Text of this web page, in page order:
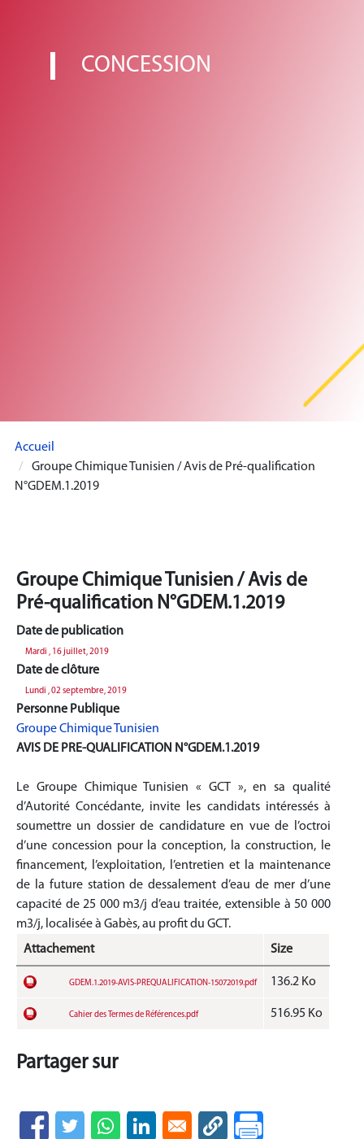
CONCESSION
Accueil
Groupe Chimique Tunisien / Avis de Pré-qualification
N°GDEM.1.2019
Groupe Chimique Tunisien / Avis de
Pré-qualification N°GDEM.1.2019
Date de publication
Mardi , 16 juillet, 2019
Date de clôture
Lundi , 02 septembre, 2019
Personne Publique
Groupe Chimique Tunisien
AVIS DE PRE-QUALIFICATION N°GDEM.1.2019
Le Groupe Chimique Tunisien « GCT », en sa qualité
d’Autorité Concédante, invite les candidats intéressés à
soumettre un dossier de candidature en vue de l’octroi
d’une concession pour la conception, la construction, le
financement, l’exploitation, l’entretien et la maintenance
de la future station de dessalement d’eau de mer d’une
capacité de 25 000 m3/j d’eau traitée, extensible à 50 000
m3/j, localisée à Gabès, au profit du GCT.
Attachement
Size
GDEM.1.2019-AVIS-PREQUALIFICATION-15072019.pdf 136.2 Ko
Cahier des Termes de Références.pdf 516.95 Ko
Partager sur